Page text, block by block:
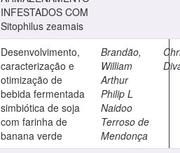
INFESTADOS COM
Sitophilus zeamais
Desenvolvimento,
caracterização e
otimização de
bebida fermentada
simbiótica de soja
com farinha de
banana verde
Brandão,
William
Arthur
Philip L
Naidoo
Terroso de
Mendonça